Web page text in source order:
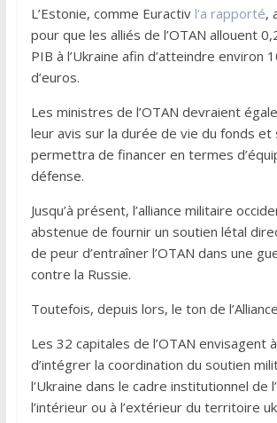
L’Estonie, comme Euractiv l’a rapporté,
pour que les alliés de l’OTAN allouent
PIB à l’Ukraine afin d’atteindre environ
d’euros.
Les ministres de l’OTAN devraient
leur avis sur la durée de vie du fonds et
permettra de financer en termes
défense.
Jusqu’à présent, l’alliance militaire
abstenue de fournir un soutien létal
de peur d’entraîner l’OTAN dans une
contre la Russie.
Toutefois, depuis lors, le ton de
Les 32 capitales de l’OTAN envisagent
d’intégrer la coordination du soutien
l’Ukraine dans le cadre institutionnel de
l’intérieur ou à l’extérieur du territoire